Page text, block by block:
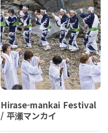
Hirase-mankai Festival
/ 平瀬マンカイ